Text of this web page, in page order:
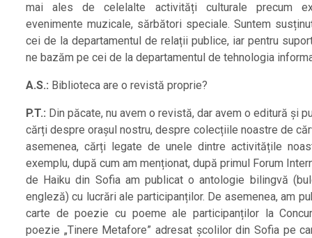
mai ales de celelalte activități culturale precum
evenimente muzicale, sărbători speciale. Suntem
cei de la departamentul de relații publice, iar pentru
ne bazăm pe cei de la departamentul de tehnologia
A.S.: Biblioteca are o revistă proprie?
P.T.: Din păcate, nu avem o revistă, dar avem o editură și
cărți despre orașul nostru, despre colecțiile noastre de
asemenea, cărți legate de unele dintre activitățile
exemplu, după cum am menționat, după primul Forum
de Haiku din Sofia am publicat o antologie bilingvă
engleză) cu lucrări ale participanților. De asemenea, am
carte de poezie cu poeme ale participanților la
poezie „Tinere Metafore” adresat școlilor din Sofia pe